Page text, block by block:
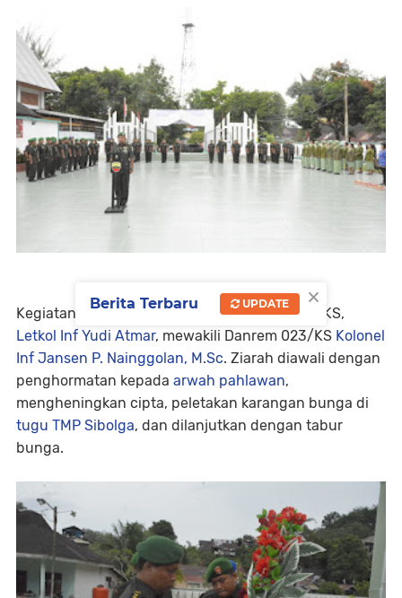
Kegiatan ini dipimpin Kepala Staf Korem 023/KS,
Letkol Inf Yudi Atmar, mewakili Danrem 023/KS Kolonel
Inf Jansen P. Nainggolan, M.Sc. Ziarah diawali dengan
penghormatan kepada arwah pahlawan,
mengheningkan cipta, peletakan karangan bunga di
tugu TMP Sibolga, dan dilanjutkan dengan tabur
bunga.
×
Berita Terbaru UPDATE